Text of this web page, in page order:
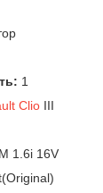
1
Clio IIІ
1.6i 16V